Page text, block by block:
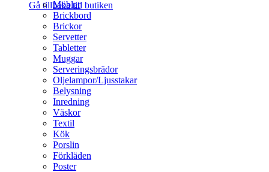
Gå tillbaka till butiken
Möbler
Brickbord
Brickor
Servetter
Tabletter
Muggar
Serveringsbrädor
Oljelampor/Ljusstakar
Belysning
Inredning
Väskor
Textil
Kök
Porslin
Förkläden
Poster